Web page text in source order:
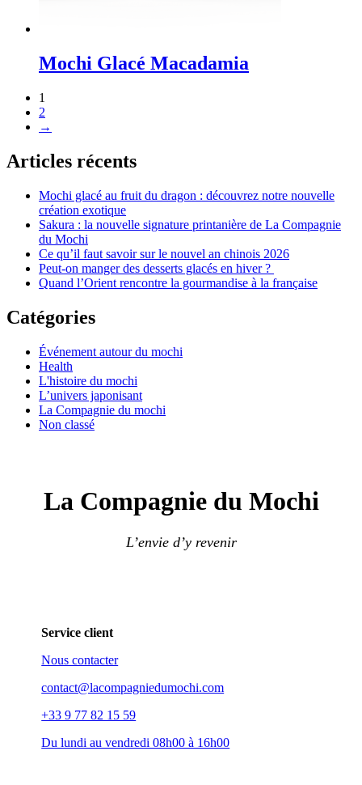
Mochi Glacé Macadamia
1
2
→
Articles récents
Mochi glacé au fruit du dragon : découvrez notre nouvelle
création exotique
Sakura : la nouvelle signature printanière de La Compagnie
du Mochi
Ce qu’il faut savoir sur le nouvel an chinois 2026
Peut-on manger des desserts glacés en hiver ?
Quand l’Orient rencontre la gourmandise à la française
Catégories
Événement autour du mochi
Health
L'histoire du mochi
L’univers japonisant
La Compagnie du mochi
Non classé
La Compagnie du Mochi
L’envie d’y revenir
Service client
Nous contacter
contact@lacompagniedumochi.com
+33 9 77 82 15 59
Du lundi au vendredi 08h00 à 16h00